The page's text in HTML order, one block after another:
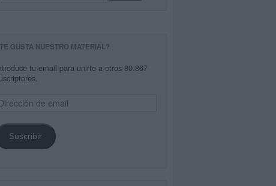
GUSTA NUESTRO MATERIAL?
tu email para unirte a otros 80.867
Suscribir